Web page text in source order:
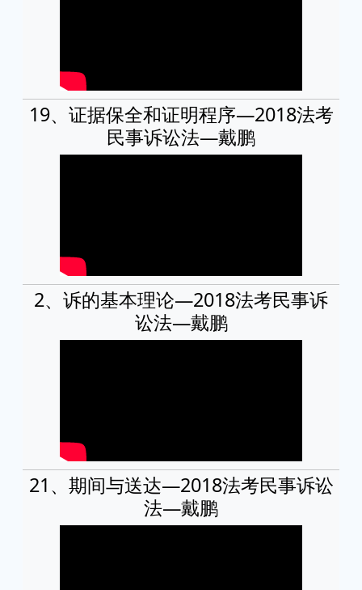
19、证据保全和证明程序—2018法考
民事诉讼法—戴鹏
2、诉的基本理论—2018法考民事诉
讼法—戴鹏
21、期间与送达—2018法考民事诉讼
法—戴鹏